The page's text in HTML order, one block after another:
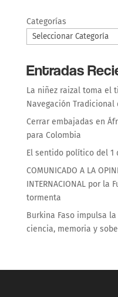
Categorías
Entradas
La niñez raizal toma el
Navegación Tradicional
Cerrar embajadas en
para Colombia
El sentido político del 1
COMUNICADO A LA
INTERNACIONAL por la
tormenta
Burkina Faso impulsa
ciencia, memoria y